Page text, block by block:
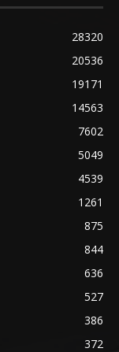
28320
20536
19171
14563
7602
5049
4539
1261
875
844
636
527
386
372